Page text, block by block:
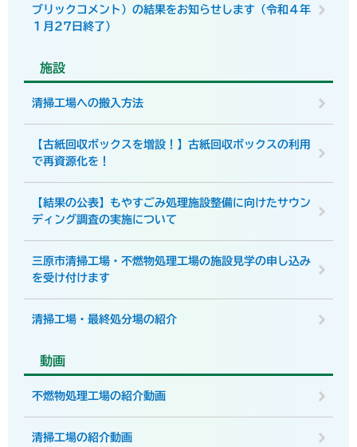
ブリックコメント）の結果をお知らせします（令和４年
１月27日終了）
施設
清掃工場への搬入方法
【古紙回収ボックスを増設！】古紙回収ボックスの利用
で再資源化を！
【結果の公表】もやすごみ処理施設整備に向けたサウン
ディング調査の実施について
三原市清掃工場・不燃物処理工場の施設見学の申し込み
を受け付けます
清掃工場・最終処分場の紹介
動画
不燃物処理工場の紹介動画
清掃工場の紹介動画